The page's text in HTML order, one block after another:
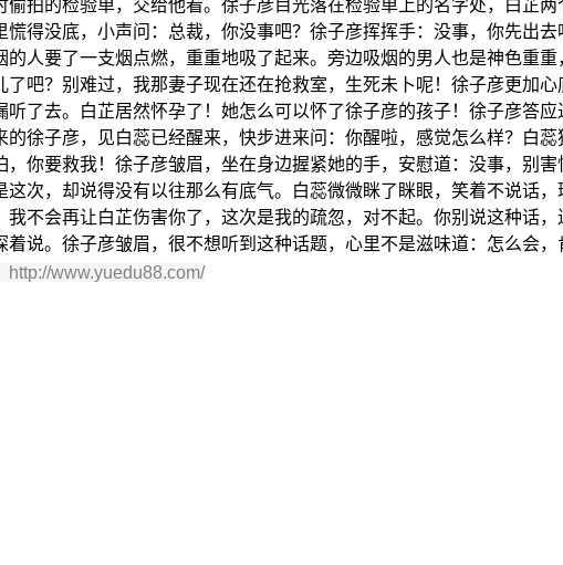
拍的检验单，交给他看。徐子彦目光落在检验单上的名字处，白芷
得没底，小声问：总裁，你没事吧？徐子彦挥挥手：没事，你先出
人要了一支烟点燃，重重地吸了起来。旁边吸烟的男人也是神色重
吧？别难过，我那妻子现在还在抢救室，生死未卜呢！徐子彦更加
了去。白芷居然怀孕了！她怎么可以怀了徐子彦的孩子！徐子彦答
徐子彦，见白蕊已经醒来，快步进来问：你醒啦，感觉怎么样？白
你要救我！徐子彦皱眉，坐在身边握紧她的手，安慰道：没事，别
次，却说得没有以往那么有底气。白蕊微微眯了眯眼，笑着不说话
不会再让白芷伤害你了，这次是我的疏忽，对不起。你别说这种话
说。徐子彦皱眉，很不想听到这种话题，心里不是滋味道：怎么会
http://www.yuedu88.com/